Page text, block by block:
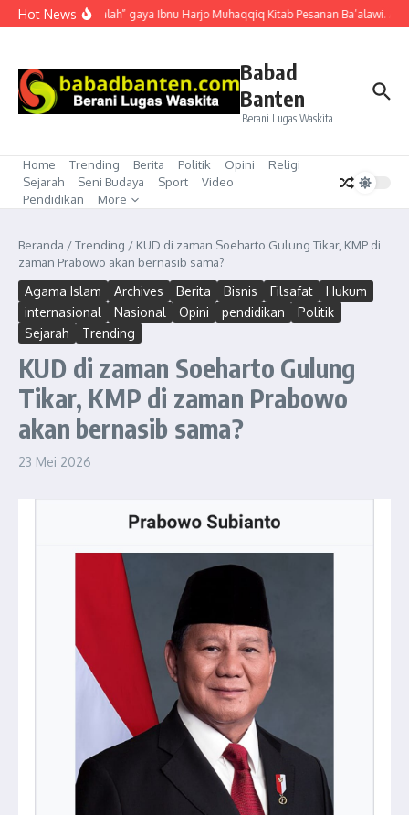
Lewati ke konten
Hot News“Mubahalah” gaya Ibnu Harjo Muhaqqiq Kitab Pesanan Ba’alawi.
Babad
Banten
Berani Lugas Waskita
Home Trending Berita Politik Opini
Religi
Sejarah
Seni Budaya Sport
Video
Pendidikan
More
Beranda /Trending / KUD di zaman Soeharto Gulung Tikar, KMP di
zaman Prabowo akan bernasib sama?
Agama Islam Archives Berita Bisnis Filsafat
Hukum
internasional
Nasional Opini pendidikan
Politik
Sejarah
Trending
KUD di zaman Soeharto Gulung
Tikar, KMP di zaman Prabowo
akan bernasib sama?
23 Mei 2026